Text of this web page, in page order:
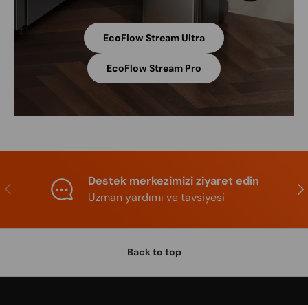
EcoFlow Stream Ultra
EcoFlow Stream Pro
Previous
Destek merkezimizi ziyaret edin
Uzman yardımı ve tavsiyesi
Back to top